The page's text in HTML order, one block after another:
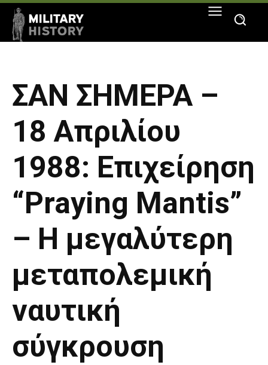
ΣΑΝ ΣΗΜΕΡΑ –
18 Απριλίου
1988: Επιχείρηση
“Praying Mantis”
– H μεγαλύτερη
μεταπολεμική
ναυτική
σύγκρουση